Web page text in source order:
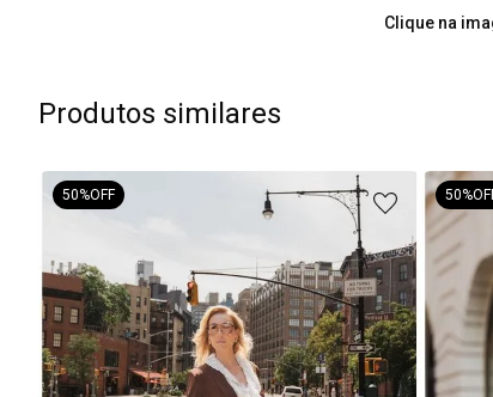
Clique na
Produtos similares
50%OFF 50%